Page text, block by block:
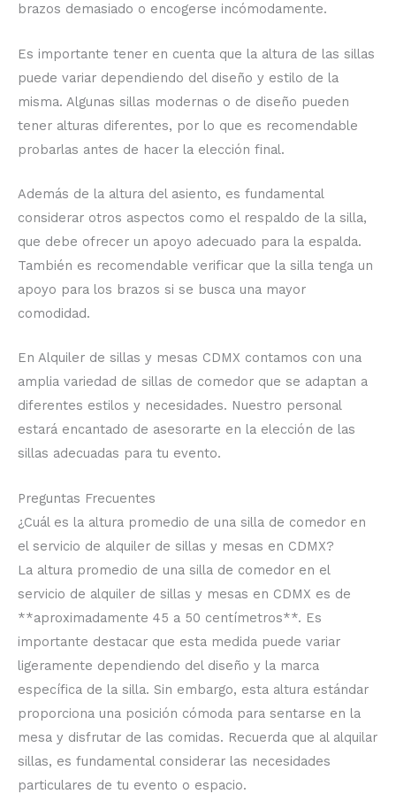
brazos demasiado o encogerse incómodamente.
Es importante tener en cuenta que la altura de las sillas
puede variar dependiendo del diseño y estilo de la
misma. Algunas sillas modernas o de diseño pueden
tener alturas diferentes, por lo que es recomendable
probarlas antes de hacer la elección final.
Además de la altura del asiento, es fundamental
considerar otros aspectos como el respaldo de la silla,
que debe ofrecer un apoyo adecuado para la espalda.
También es recomendable verificar que la silla tenga un
apoyo para los brazos si se busca una mayor
comodidad.
En Alquiler de sillas y mesas CDMX contamos con una
amplia variedad de sillas de comedor que se adaptan a
diferentes estilos y necesidades. Nuestro personal
estará encantado de asesorarte en la elección de las
sillas adecuadas para tu evento.
Preguntas Frecuentes
¿Cuál es la altura promedio de una silla de comedor en
el servicio de alquiler de sillas y mesas en CDMX?
La altura promedio de una silla de comedor en el
servicio de alquiler de sillas y mesas en CDMX es de
**aproximadamente 45 a 50 centímetros**. Es
importante destacar que esta medida puede variar
ligeramente dependiendo del diseño y la marca
específica de la silla. Sin embargo, esta altura estándar
proporciona una posición cómoda para sentarse en la
mesa y disfrutar de las comidas. Recuerda que al alquilar
sillas, es fundamental considerar las necesidades
particulares de tu evento o espacio.